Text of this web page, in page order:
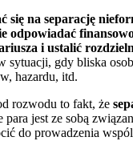
się na separację
odpowiadać
i ustalić
sytuacji, gdy bliska
hazardu, itd.
rozwodu to fakt, że
para jest ze sobą
do prowadzenia